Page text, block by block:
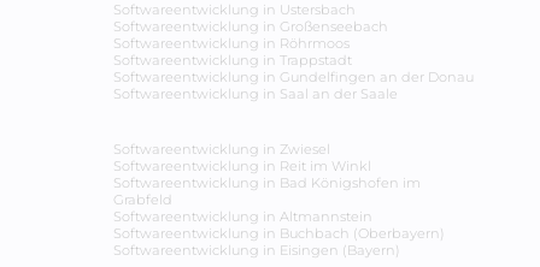
Softwareentwicklung in Ustersbach
Softwareentwicklung in Großenseebach
Softwareentwicklung in Röhrmoos
Softwareentwicklung in Trappstadt
Softwareentwicklung in Gundelfingen an der Donau
Softwareentwicklung in Saal an der Saale
Softwareentwicklung in Zwiesel
Softwareentwicklung in Reit im Winkl
Softwareentwicklung in Bad Königshofen im
Grabfeld
Softwareentwicklung in Altmannstein
Softwareentwicklung in Buchbach (Oberbayern)
Softwareentwicklung in Eisingen (Bayern)